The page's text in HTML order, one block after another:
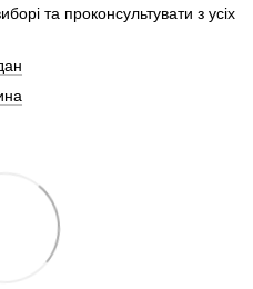
та проконсультувати з усіх